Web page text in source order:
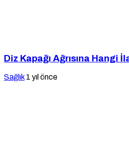
Diz Kapağı Ağrısına Hangi
Sağlık 1 yıl önce